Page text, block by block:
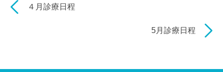
４月診療日程
5月診療日程